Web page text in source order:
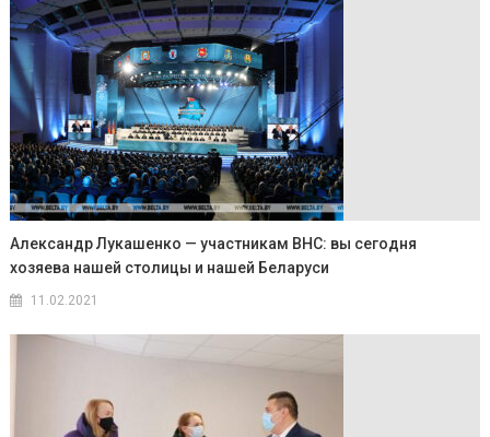
Александр Лукашенко — участникам ВНС: вы сегодня
хозяева нашей столицы и нашей Беларуси
11.02.2021